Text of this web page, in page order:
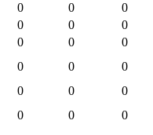
0 0
0
0 0
0
0 0
0
0 0
0
0 0
0
0 0
0